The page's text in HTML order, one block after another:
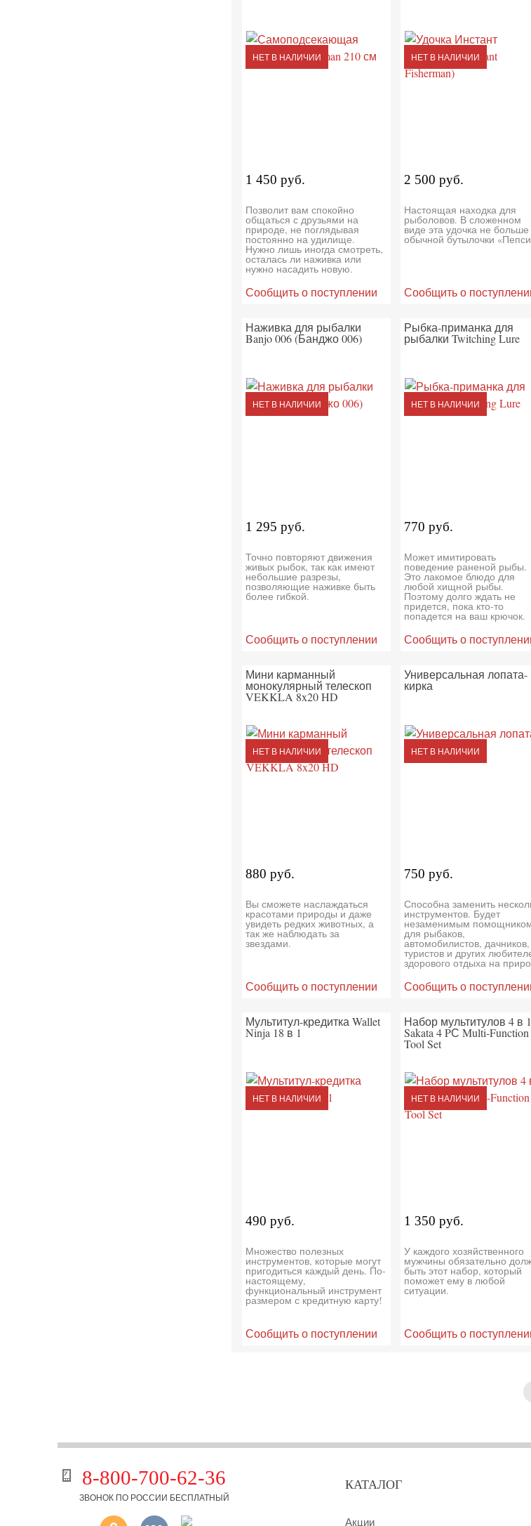
НЕТ В НАЛИЧИИ
1 450 руб.
Позволит вам спокойно
общаться с друзьями на
природе, не поглядывая
постоянно на удилище.
Нужно лишь иногда смотреть,
осталась ли наживка или
нужно насадить новую.
Сообщить о поступлении
НЕТ В НАЛИЧИИ
2 500 руб.
Настоящая находка для
рыболовов. В сложенном
виде эта удочка не больше
обычной бутылочки
Сообщить о
Наживка для рыбалки
Banjo 006 (Банджо 006)
НЕТ В НАЛИЧИИ
1 295 руб.
Точно повторяют движения
живых рыбок, так как имеют
небольшие разрезы,
позволяющие наживке быть
более гибкой.
Сообщить о поступлении
Рыбка-приманка для
рыбалки Twitching Lure
НЕТ В НАЛИЧИИ
770 руб.
Может имитировать
поведение раненой рыбы.
Это лакомое блюдо для
любой хищной рыбы.
Поэтому долго ждать не
придется, пока кто-то
попадется на ваш крючок.
Сообщить о
Мини карманный
монокулярный телескоп
VEKKLA 8x20 HD
НЕТ В НАЛИЧИИ
880 руб.
Вы сможете наслаждаться
красотами природы и даже
увидеть редких животных, а
так же наблюдать за
звездами.
Сообщить о поступлении
Универсальная лопата-
кирка
НЕТ В НАЛИЧИИ
750 руб.
Способна заменить
инструментов. Будет
незаменимым
для рыбаков,
автомобилистов, дачников,
туристов и других
здорового отдыха на
Сообщить о
Мультитул-кредитка Wallet
Ninja 18 в 1
НЕТ В НАЛИЧИИ
490 руб.
Множество полезных
инструментов, которые могут
пригодиться каждый день. По-
настоящему,
функциональный инструмент
размером с кредитную карту!
Сообщить о поступлении
Набор мультитулов 4 в 1
Sakata 4 PС Multi-Function
Tool Set
НЕТ В НАЛИЧИИ
1 350 руб.
У каждого хозяйственного
мужчины обязательно
быть этот набор, который
поможет ему в любой
ситуации.
Сообщить о
8-800-700-62-36
ЗВОНОК ПО РОССИИ БЕСПЛАТНЫЙ
КАТАЛОГ
Акции